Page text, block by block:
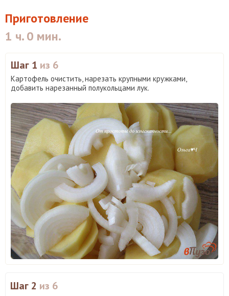
Приготовление
1 ч. 0 мин.
Шаг 1 из 6
Картофель очистить, нарезать крупными кружками,
добавить нарезанный полукольцами лук.
Шаг 2 из 6